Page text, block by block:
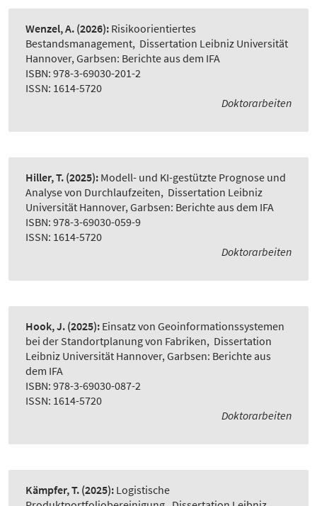
Wenzel, A. (2026): Risikoorientiertes
Bestandsmanagement, Dissertation Leibniz Universität
Hannover, Garbsen: Berichte aus dem IFA
ISBN: 978-3-69030-201-2
ISSN: 1614-5720
Doktorarbeiten
Hiller, T. (2025): Modell- und KI-gestützte Prognose und
Analyse von Durchlaufzeiten, Dissertation Leibniz
Universität Hannover, Garbsen: Berichte aus dem IFA
ISBN: 978-3-69030-059-9
ISSN: 1614-5720
Doktorarbeiten
Hook, J. (2025): Einsatz von Geoinformationssystemen
bei der Standortplanung von Fabriken, Dissertation
Leibniz Universität Hannover, Garbsen: Berichte aus
dem IFA
ISBN: 978-3-69030-087-2
ISSN: 1614-5720
Doktorarbeiten
Kämpfer, T. (2025): Logistische